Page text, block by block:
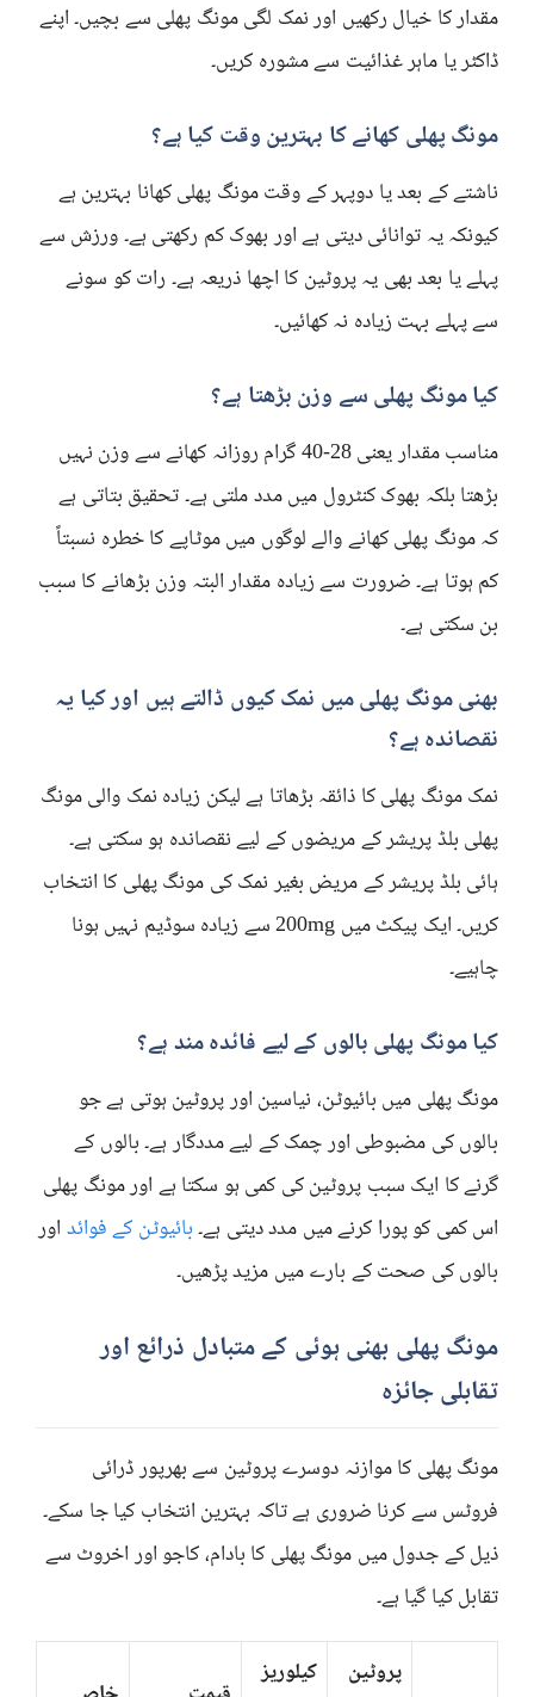
مقدار کا خیال رکھیں اور نمک لگی مونگ پھلی سے بچیں۔ اپنے
ڈاکٹر یا ماہر غذائیت سے مشورہ کریں۔
مونگ پھلی کھانے کا بہترین وقت کیا ہے؟
ناشتے کے بعد یا دوپہر کے وقت مونگ پھلی کھانا بہترین ہے
کیونکہ یہ توانائی دیتی ہے اور بھوک کم رکھتی ہے۔ ورزش سے
پہلے یا بعد بھی یہ پروٹین کا اچھا ذریعہ ہے۔ رات کو سونے
سے پہلے بہت زیادہ نہ کھائیں۔
کیا مونگ پھلی سے وزن بڑھتا ہے؟
مناسب مقدار یعنی 28-40 گرام روزانہ کھانے سے وزن نہیں
بڑھتا بلکہ بھوک کنٹرول میں مدد ملتی ہے۔ تحقیق بتاتی ہے
کہ مونگ پھلی کھانے والے لوگوں میں موٹاپے کا خطرہ نسبتاً
کم ہوتا ہے۔ ضرورت سے زیادہ مقدار البتہ وزن بڑھانے کا سبب
بن سکتی ہے۔
بھنی مونگ پھلی میں نمک کیوں ڈالتے ہیں اور کیا یہ
نقصاندہ ہے؟
نمک مونگ پھلی کا ذائقہ بڑھاتا ہے لیکن زیادہ نمک والی مونگ
پھلی بلڈ پریشر کے مریضوں کے لیے نقصاندہ ہو سکتی ہے۔
ہائی بلڈ پریشر کے مریض بغیر نمک کی مونگ پھلی کا انتخاب
کریں۔ ایک پیکٹ میں 200mg سے زیادہ سوڈیم نہیں ہونا
چاہیے۔
کیا مونگ پھلی بالوں کے لیے فائدہ مند ہے؟
مونگ پھلی میں بائیوٹن، نیاسین اور پروٹین ہوتی ہے جو
بالوں کی مضبوطی اور چمک کے لیے مددگار ہے۔ بالوں کے
گرنے کا ایک سبب پروٹین کی کمی ہو سکتا ہے اور مونگ پھلی
اس کمی کو پورا کرنے میں مدد دیتی ہے۔بائیوٹن کے فوائد اور
بالوں کی صحت کے بارے میں مزید پڑھیں۔
مونگ پھلی بھنی ہوئی کے متبادل ذرائع اور
تقابلی جائزہ
مونگ پھلی کا موازنہ دوسرے پروٹین سے بھرپور ڈرائی
فروٹس سے کرنا ضروری ہے تاکہ بہترین انتخاب کیا جا سکے۔
ذیل کے جدول میں مونگ پھلی کا بادام، کاجو اور اخروٹ سے
تقابل کیا گیا ہے۔
پروٹین کیلوریز